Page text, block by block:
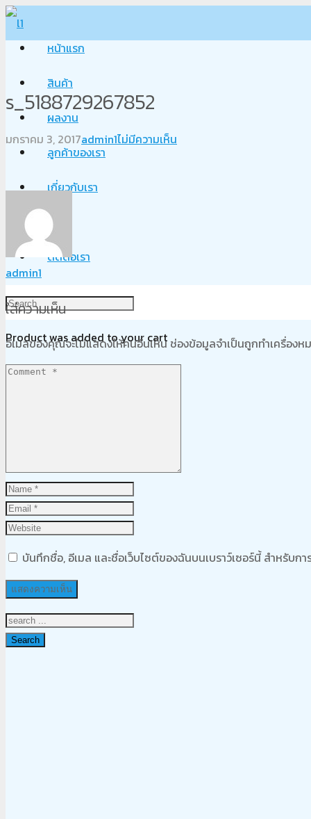
หน้าแรก
สินค้า
ผลงาน
ลูกค้าของเรา
เกี่ยวกับเรา
Blog
ติดต่อเรา
Productwas added to your cart
s_5188729267852
มกราคม 3, 2017admin1ไม่มีความเห็น
admin1
ใส่ความเห็น
อีเมลของคุณจะไม่แสดงให้คนอื่นเห็น ช่องข้อมูลจำเป็นถูกทำเครื่องห
บันทึกชื่อ, อีเมล และชื่อเว็บไซต์ของฉันบนเบราว์เซอร์นี้ สำหรับก
Search